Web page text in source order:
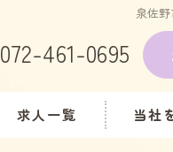
泉佐
072-461-0695
求人一覧 当社